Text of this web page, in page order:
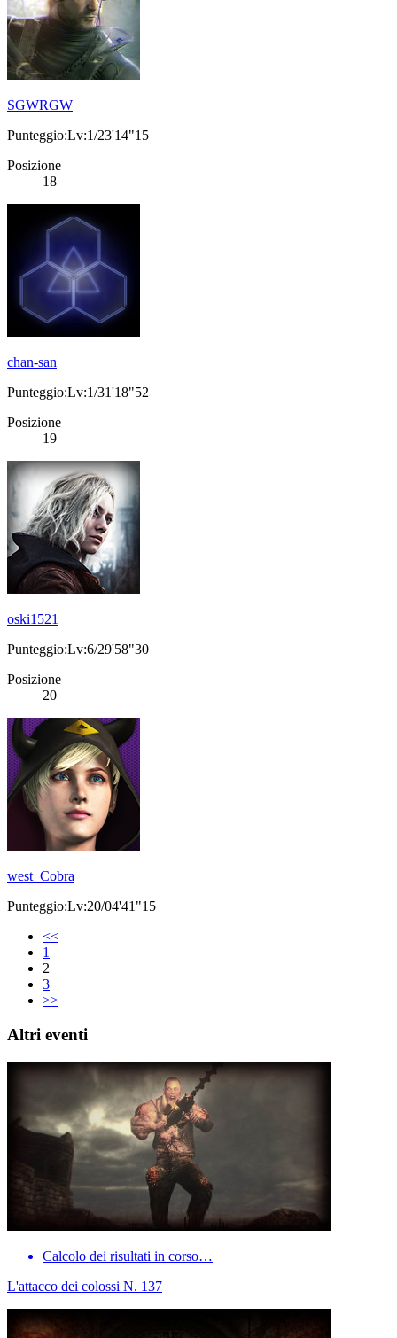
SGWRGW
Punteggio:Lv:1/23'14"15
Posizione
18
chan-san
Punteggio:Lv:1/31'18"52
Posizione
19
oski1521
Punteggio:Lv:6/29'58"30
Posizione
20
west_Cobra
Punteggio:Lv:20/04'41"15
<<
1
2
3
>>
Altri eventi
Calcolo dei risultati in corso…
L'attacco dei colossi N. 137